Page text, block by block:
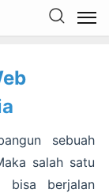
sebuah
salah satu
bisa berjalan